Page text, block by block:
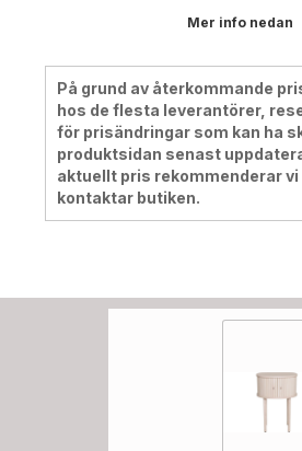
Mer info nedan
På grund av återkommande
hos de flesta leverantörer,
för prisändringar som kan ha
produktsidan senast
aktuellt pris rekommenderar vi
kontaktar butiken.